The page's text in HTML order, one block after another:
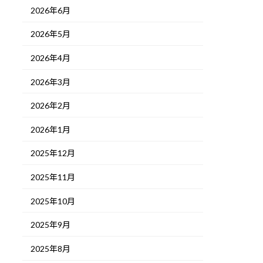
2026年6月
2026年5月
2026年4月
2026年3月
2026年2月
2026年1月
2025年12月
2025年11月
2025年10月
2025年9月
2025年8月